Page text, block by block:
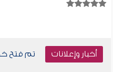
أخبار وإعلانات
تم فتح